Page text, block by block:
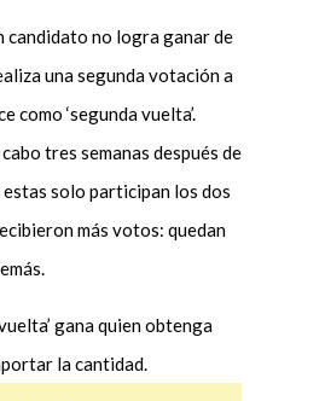
candidato no logra ganar de
una segunda votación a
como ‘segunda vuelta’.
tres semanas después de
estas solo participan los dos
más votos: quedan
gana quien obtenga
la cantidad.